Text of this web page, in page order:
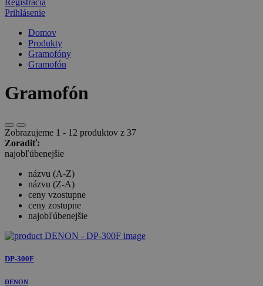
Prihlásenie
Domov
Produkty
Gramofóny
Gramofón
Gramofón
Zobrazujeme 1 - 12 produktov z 37
Zoradiť:
najobľúbenejšie
názvu (A-Z)
názvu (Z-A)
ceny vzostupne
ceny zostupne
najobľúbenejšie
DP-300F
DENON